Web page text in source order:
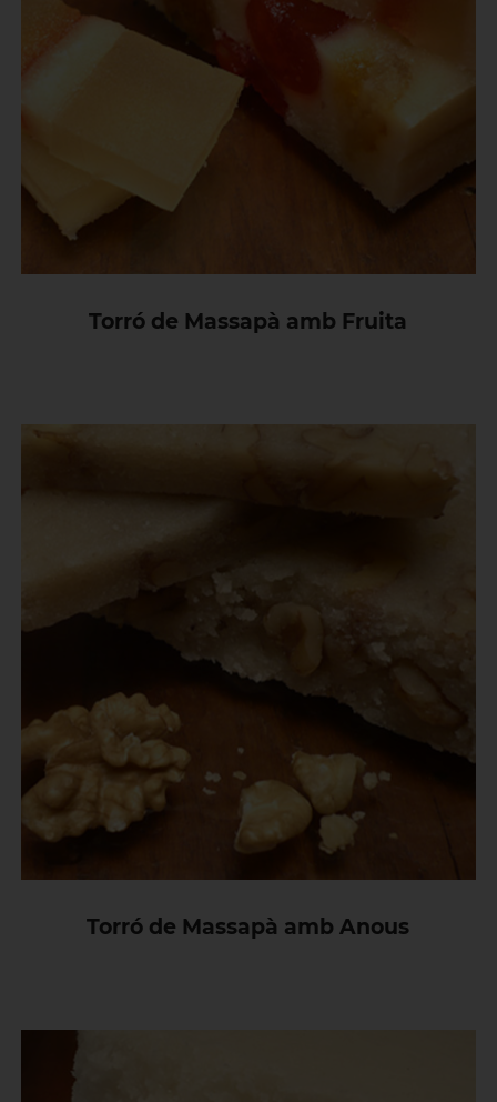
Torró de Massapà amb Fruita
Torró de Massapà amb Anous